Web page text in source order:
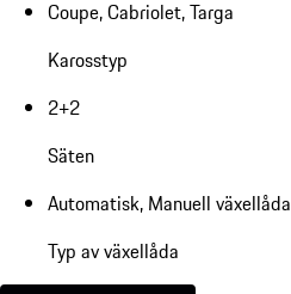
Coupe, Cabriolet, Targa
Karosstyp
2+2
Säten
Automatisk, Manuell växellåda
Typ av växellåda